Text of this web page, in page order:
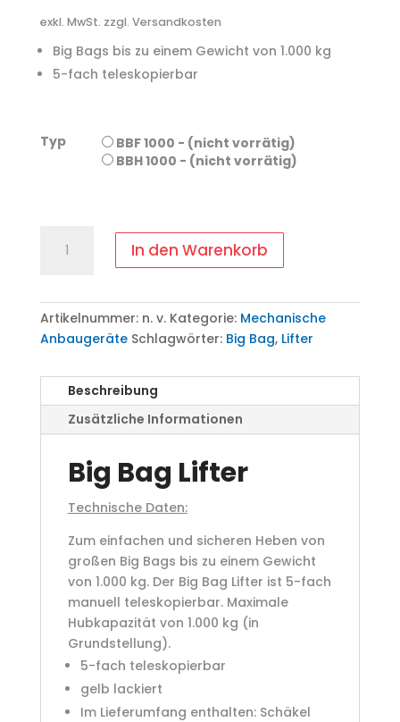
exkl. MwSt. zzgl. Versandkosten
Big Bags bis zu einem Gewicht von 1.000 kg
5-fach teleskopierbar
Typ
BBF 1000 - (nicht vorrätig)
BBH 1000 - (nicht vorrätig)
In den Warenkorb
Artikelnummer: n. v. Kategorie: Mechanische
Anbaugeräte Schlagwörter: Big Bag, Lifter
Beschreibung
Zusätzliche Informationen
Big Bag Lifter
Technische Daten:
Zum einfachen und sicheren Heben von
großen Big Bags bis zu einem Gewicht
von 1.000 kg. Der Big Bag Lifter ist 5-fach
manuell teleskopierbar. Maximale
Hubkapazität von 1.000 kg (in
Grundstellung).
5-fach teleskopierbar
gelb lackiert
Im Lieferumfang enthalten: Schäkel